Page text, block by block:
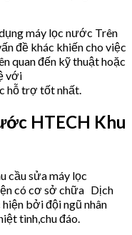
máy lọc nước Trên
đề khác khiến cho việc
quan đến kỹ thuật hoặc
với
hỗ trợ tốt nhất.
HTECH Khu
cầu sửa máy lọc
có cơ sở chữa Dịch
bởi đội ngũ nhân
tình,chu đáo.